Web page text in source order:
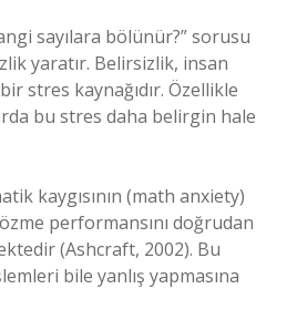
sayılara bölünür?” sorusu
yaratır. Belirsizlik, insan
stres kaynağıdır. Özellikle
bu stres daha belirgin hale
kaygısının (math anxiety)
performansını doğrudan
(Ashcraft, 2002). Bu
bile yanlış yapmasına